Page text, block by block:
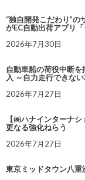
“独自開発こだわり”の
がEC自動出荷アプリ
2026年7月30日
自動車船の荷役中断
入 ～自力走行できな
2026年7月27日
【㈱ハナインターナ
更なる強化ねらう
2026年7月27日
東京ミッドタウン八